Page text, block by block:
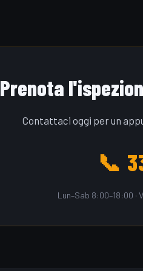
Prenota
Contattaci oggi per un
📞
Lun–Sab 8:00–18:00 ·